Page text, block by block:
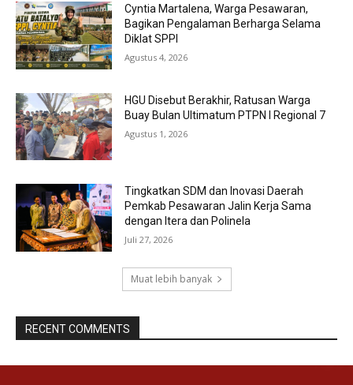
Cyntia Martalena, Warga Pesawaran,
Bagikan Pengalaman Berharga Selama
Diklat SPPI
Agustus 4, 2026
HGU Disebut Berakhir, Ratusan Warga
Buay Bulan Ultimatum PTPN I Regional 7
Agustus 1, 2026
Tingkatkan SDM dan Inovasi Daerah
Pemkab Pesawaran Jalin Kerja Sama
dengan Itera dan Polinela
Juli 27, 2026
Muat lebih banyak
RECENT COMMENTS